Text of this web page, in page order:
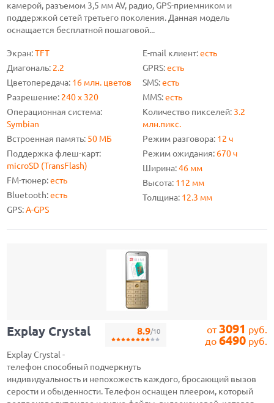
камерой, разъемом 3,5 мм AV, радио, GPS-приемником и
поддержкой сетей третьего поколения. Данная модель
оснащается бесплатной пошаговой...
Экран:TFT
Диагональ: 2.2
Цветопередача: 16 млн. цветов
Разрешение: 240 х 320
Операционная система:
Symbian
Встроенная память: 50 МБ
Поддержка флеш-карт:
microSD (TransFlash)
FM-тюнер:есть
Bluetooth:есть
GPS:A-GPS
E-mail клиент:есть
GPRS:есть
SMS:есть
MMS:есть
Количество пикселей:3.2
млн.пикс.
Режим разговора: 12 ч
Режим ожидания: 670 ч
Ширина:46 мм
Высота: 112 мм
Толщина: 12.3 мм
от3091 руб.
до 6490руб.
8.9/10
Explay Crystal
Explay Crystal -
телефон способный подчеркнуть
индивидуальность и непохожесть каждого, бросающий вызов
серости и обыденности. Телефон оснащен плеером, который